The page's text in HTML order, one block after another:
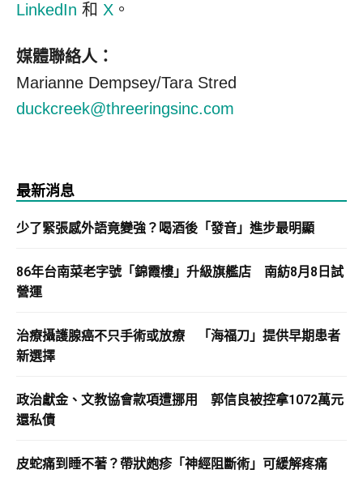
LinkedIn 和 X 。
媒體聯絡人：
Marianne Dempsey/Tara Stred
duckcreek@threeringsinc.com
最新消息
少了緊張感外語竟變強？喝酒後「發音」進步最明顯
86年台南菜老字號「錦霞樓」升級旗艦店 南紡8月8日試
營運
治療攝護腺癌不只手術或放療 「海福刀」提供早期患者
新選擇
政治獻金、文教協會款項遭挪用 郭信良被控拿1072萬元
還私債
皮蛇痛到睡不著？帶狀皰疹「神經阻斷術」可緩解疼痛